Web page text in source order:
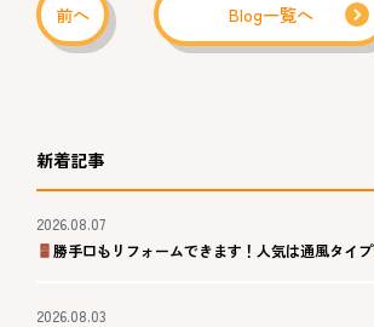
前へ Blog一覧へ
新着記事
2026.08.07
勝手口もリフォームできます！人気は通風タイプ
2026.08.03